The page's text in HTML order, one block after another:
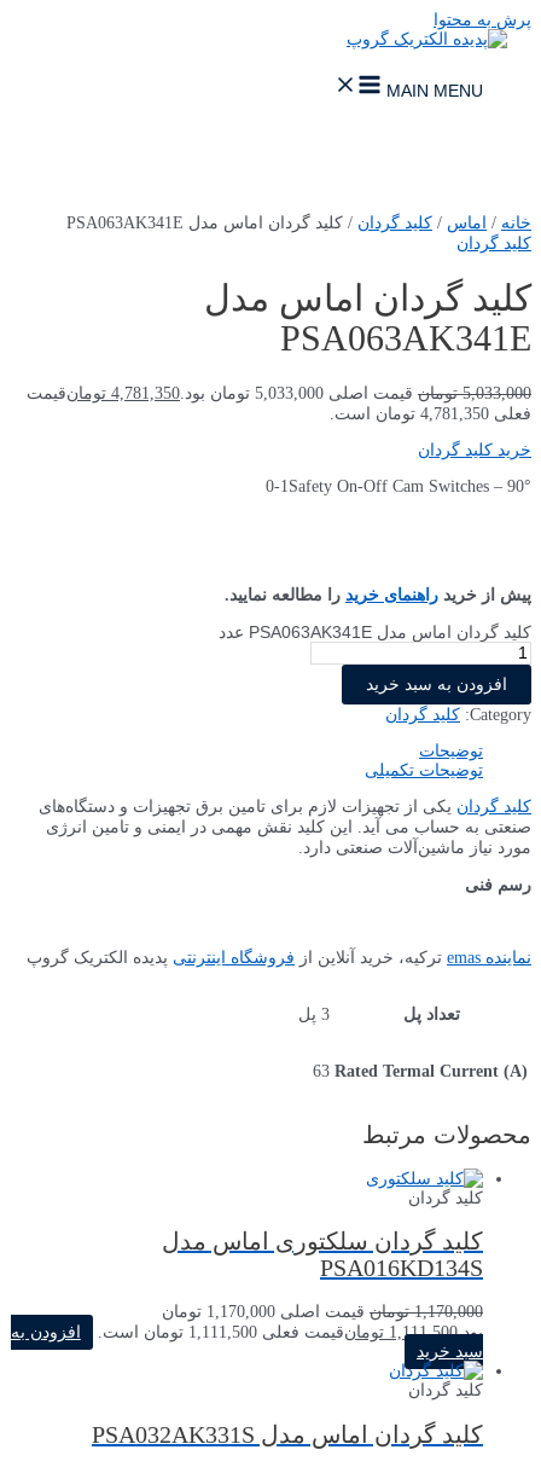
پرش به محتوا
MAIN MENU
خانه / اماس / کلید گردان / کلید گردان اماس مدل PSA063AK341E
کلید گردان
کلید گردان اماس مدل
PSA063AK341E
5,033,000 تومان قیمت اصلی 5,033,000 تومان بود. 4,781,350 تومانقیمت
فعلی 4,781,350 تومان است.
خرید کلید گردان
0-1Safety On-Off Cam Switches – 90°
پیش از خرید راهنمای خرید را مطالعه نمایید.
کلید گردان اماس مدل PSA063AK341E عدد
افزودن به سبد خرید
Category: کلید گردان
توضیحات
توضیحات تکمیلی
کلید گردان یکی از تجهیزات لازم برای تامین برق تجهیزات و دستگاه‌های
صنعتی به حساب می آید. این کلید نقش مهمی در ایمنی و تامین انرژی
مورد نیاز ماشین‌آلات صنعتی دارد.
رسم فنی
نماینده emas ترکیه، خرید آنلاین از فروشگاه اینترنتی پدیده الکتریک گروپ
تعداد پل 3 پل
Rated Termal Current (A)
63
محصولات مرتبط
کلید گردان
کلید گردان سلکتوری اماس مدل
PSA016KD134S
1,170,000 تومان
قیمت اصلی 1,170,000 تومان
بود.1,111,500 تومانقیمت فعلی 1,111,500 تومان است.
افزودن به
سبد خرید
کلید گردان
کلید گردان اماس مدل PSA032AK331S